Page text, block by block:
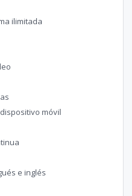
ilimitada
móvil
e inglés